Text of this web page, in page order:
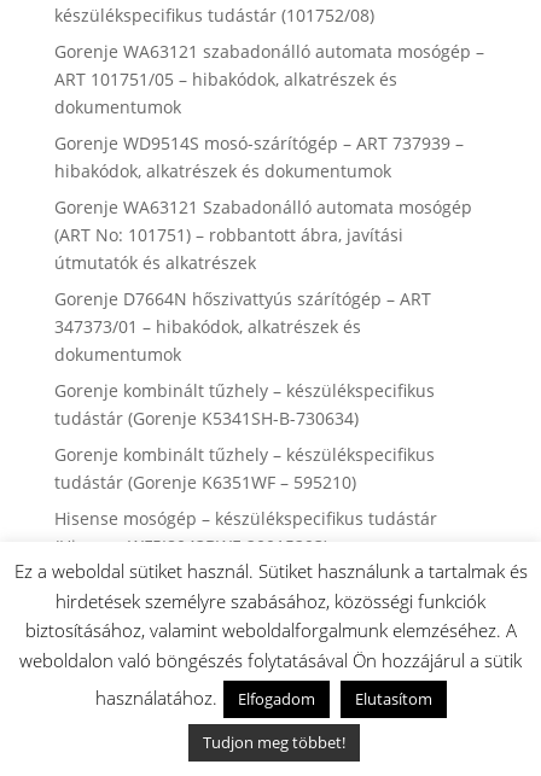
készülékspecifikus tudástár (101752/08)
Gorenje WA63121 szabadonálló automata mosógép –
ART 101751/05 – hibakódok, alkatrészek és
dokumentumok
Gorenje WD9514S mosó-szárítógép – ART 737939 –
hibakódok, alkatrészek és dokumentumok
Gorenje WA63121 Szabadonálló automata mosógép
(ART No: 101751) – robbantott ábra, javítási
útmutatók és alkatrészek
Gorenje D7664N hőszivattyús szárítógép – ART
347373/01 – hibakódok, alkatrészek és
dokumentumok
Gorenje kombinált tűzhely – készülékspecifikus
tudástár (Gorenje K5341SH-B-730634)
Gorenje kombinált tűzhely – készülékspecifikus
tudástár (Gorenje K6351WF – 595210)
Hisense mosógép – készülékspecifikus tudástár
(Hisense WF5I8043BWF-20015293)
Mosógép ürítőszivattyú hibájának felismerése
Hisense WF5I8043BWF Szabadonálló automata
mosógép (ART No: 20015293)– robbantott ábra,
javítási útmutatók és alkatrészek
Hisense WF5I1045BBQ Szabadonálló automata
mosógép (ART No: 20016652) – robbantott ábra,
javítási útmutatók és alkatrészek
Ez a weboldal sütiket használ. Sütiket használunk a tartalmak és
hirdetések személyre szabásához, közösségi funkciók
biztosításához, valamint weboldalforgalmunk elemzéséhez. A
weboldalon való böngészés folytatásával Ön hozzájárul a sütik
használatához.
Elfogadom
Elutasítom
Tudjon meg többet!